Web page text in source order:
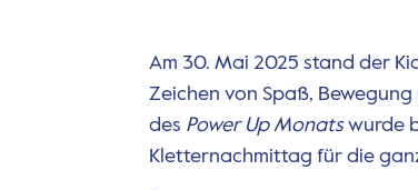
Am 30. Mai 2025 stand der
Zeichen von Spaß,
des Power Up Monatswurde
Kletternachmittag für die